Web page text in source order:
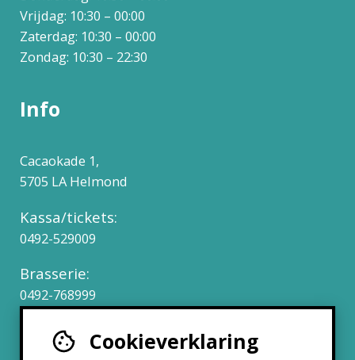
Cookieverklaring
Vrijdag: 10:30 – 00:00
Zaterdag: 10:30 – 00:00
Zondag: 10:30 – 22:30
Info
Cacaokade 1,
5705 LA Helmond
Kassa/tickets:
0492-529009
Brasserie:
0492-768999
Werken bij